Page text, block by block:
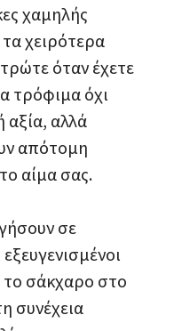
χαμηλής
χειρότερα
όταν έχετε
τρόφιμα όχι
αξία, αλλά
απότομη
αίμα σας.
σε
το σάκχαρο στο
συνέχεια